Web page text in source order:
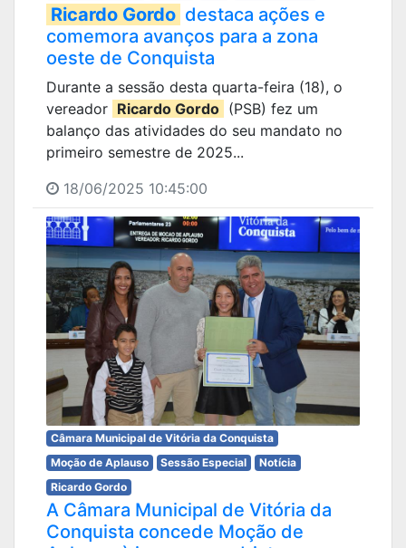
Ricardo Gordo destaca ações e
comemora avanços para a zona
oeste de Conquista
Durante a sessão desta quarta-feira (18), o
vereador Ricardo Gordo (PSB) fez um
balanço das atividades do seu mandato no
primeiro semestre de 2025...
18/06/2025 10:45:00
Câmara Municipal de Vitória da Conquista
Moção de Aplauso
Sessão Especial
Notícia
Ricardo Gordo
A Câmara Municipal de Vitória da
Conquista concede Moção de